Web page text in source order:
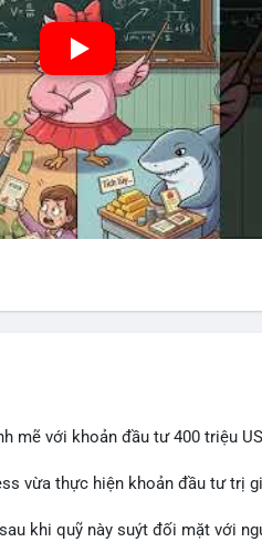
mẽ với khoản đầu tư 400 triệu
vừa thực hiện khoản đầu tư trị
khi quỹ này suýt đối mặt với